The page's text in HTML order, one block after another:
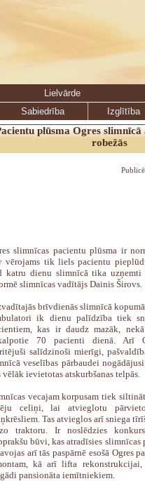
Lielvārde
Sabiedrība
Izglītība
plūsma Ogres
robežās
slimnīcas pacientu plūsma ir
vērojams tik liels pacientu
katru dienu slimnīcā tika uzņemti
slimnīcas vadītājs Dainis Širovs.
brīvdienās slimnīcā
ik dienu palīdzība tiek
kas ir daudz mazāk,
70 pacienti dienā. Arī
salīdzinoši mierīgi,
veselības pārbaudei
vēlāk ievietotas atskurbšanas telpās.
vecajam korpusam tiek
celiņi, lai atvieglotu
Tas atvieglos arī sniega
traktoru. Ir noslēdzies
būvi, kas atradīsies slimnīcas
arī tās paspārnē esošā Ogres
kā arī lifta
pansionāta iemītniekiem.